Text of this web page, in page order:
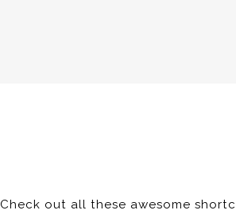
Check out all these awesome